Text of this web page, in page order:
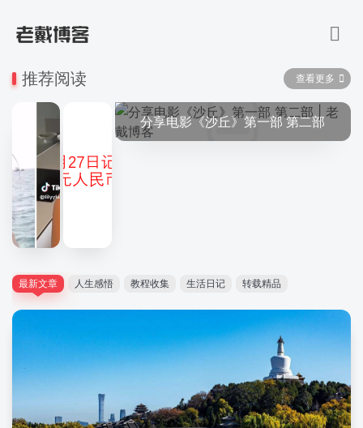
推荐阅读 查看更多
分享电影《沙丘》第一部 第二部
最新文章 人生感悟 教程收集 生活日记 转载精品